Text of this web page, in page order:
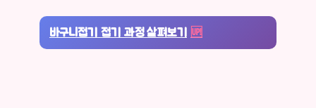
바구니접기 접기 과정 살펴보기 🆙